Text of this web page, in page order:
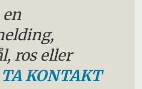
ros eller
TA KONTAKT